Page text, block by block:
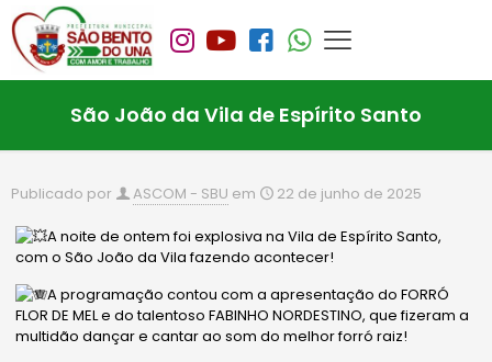
São João da Vila de Espírito Santo
Publicado por ASCOM - SBU em 22 de junho de 2025
A noite de ontem foi explosiva na Vila de Espírito Santo,
com o São João da Vila fazendo acontecer!
A programação contou com a apresentação do FORRÓ
FLOR DE MEL e do talentoso FABINHO NORDESTINO, que fizeram a
multidão dançar e cantar ao som do melhor forró raiz!